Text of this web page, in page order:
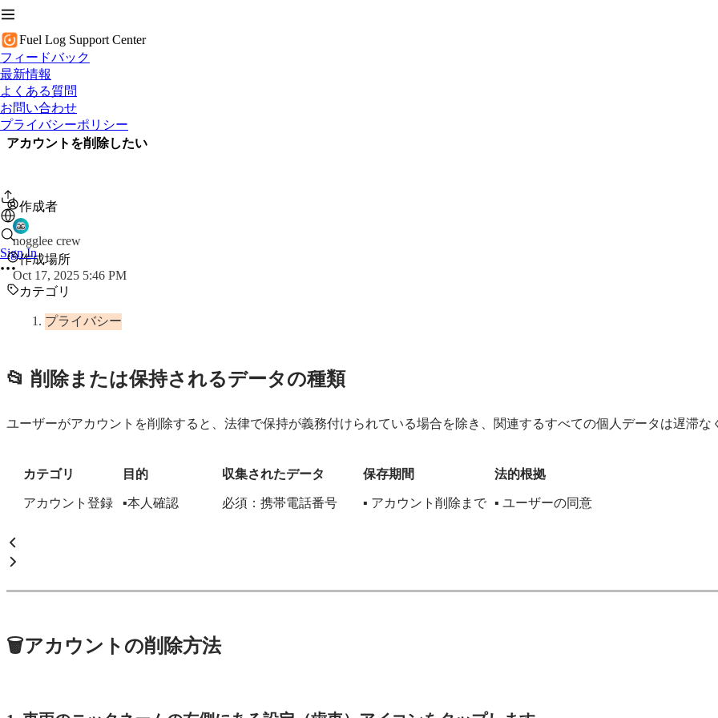
Fuel Log Support Center
フィードバック
最新情報
よくある質問
お問い合わせ
プライバシーポリシー
Sign In
アカウントを削除したい
作成者
nogglee crew
作成場所
Oct 17, 2025 5:46 PM
カテゴリ
プライバシー
📂 削除または保持されるデータの種類
ユーザーがアカウントを削除すると、法律で保持が義務付けられている場合を除き、関連するすべての個人データは遅滞な
カテゴリ 目的 収集されたデータ 保存期間 法的根拠
アカウント登録 ▪︎本人確認 必須：携帯電話番号 ▪︎ アカウント削除まで ▪︎ ユーザーの同意
🗑️アカウントの削除方法